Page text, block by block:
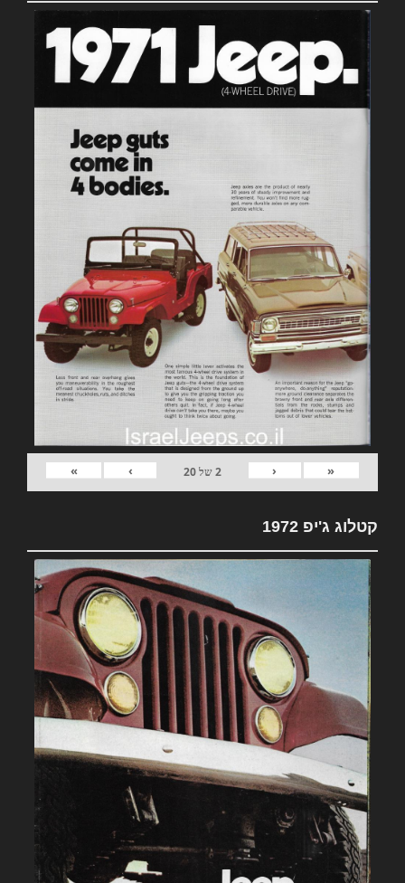
«
‹
2של20
›
»
קטלוג ג'יפ 1972